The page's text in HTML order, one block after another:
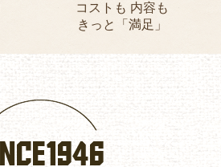
コストも 内容も
きっと「満足」